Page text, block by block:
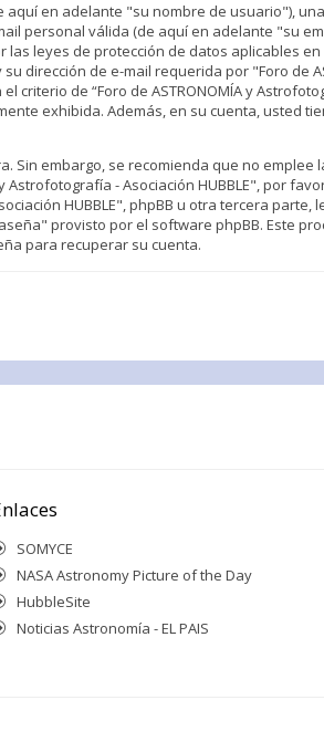
en adelante "su nombre de usuario"),
personal válida (de aquí en adelante "su
las leyes de protección de datos aplicables
dirección de e-mail requerida por "Foro de
de “Foro de ASTRONOMÍA y
exhibida. Además, en su cuenta, usted
Sin embargo, se recomienda que no
Astrofotografía - Asociación HUBBLE", por
HUBBLE", phpBB u otra tercera
provisto por el software phpBB. Este
para recuperar su cuenta.
SOMYCE
NASA Astronomy Picture of the Day
HubbleSite
Noticias Astronomía - EL PAIS